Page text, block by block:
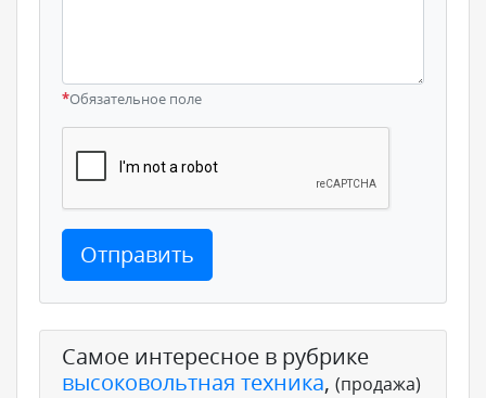
*Обязательное поле
Отправить
Самое интересное в рубрике
высоковольтная техника, (продажа)